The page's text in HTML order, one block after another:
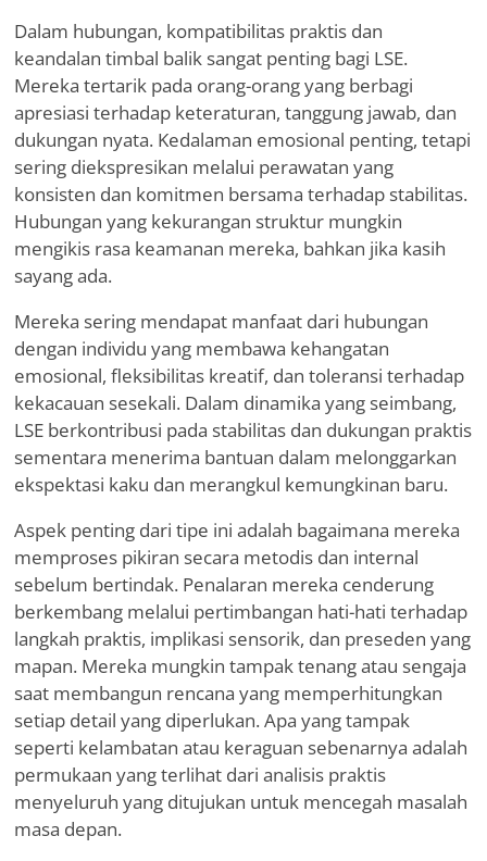
Dalam hubungan, kompatibilitas praktis dan
keandalan timbal balik sangat penting bagi LSE.
Mereka tertarik pada orang-orang yang berbagi
apresiasi terhadap keteraturan, tanggung jawab, dan
dukungan nyata. Kedalaman emosional penting, tetapi
sering diekspresikan melalui perawatan yang
konsisten dan komitmen bersama terhadap stabilitas.
Hubungan yang kekurangan struktur mungkin
mengikis rasa keamanan mereka, bahkan jika kasih
sayang ada.
Mereka sering mendapat manfaat dari hubungan
dengan individu yang membawa kehangatan
emosional, fleksibilitas kreatif, dan toleransi terhadap
kekacauan sesekali. Dalam dinamika yang seimbang,
LSE berkontribusi pada stabilitas dan dukungan praktis
sementara menerima bantuan dalam melonggarkan
ekspektasi kaku dan merangkul kemungkinan baru.
Aspek penting dari tipe ini adalah bagaimana mereka
memproses pikiran secara metodis dan internal
sebelum bertindak. Penalaran mereka cenderung
berkembang melalui pertimbangan hati-hati terhadap
langkah praktis, implikasi sensorik, dan preseden yang
mapan. Mereka mungkin tampak tenang atau sengaja
saat membangun rencana yang memperhitungkan
setiap detail yang diperlukan. Apa yang tampak
seperti kelambatan atau keraguan sebenarnya adalah
permukaan yang terlihat dari analisis praktis
menyeluruh yang ditujukan untuk mencegah masalah
masa depan.